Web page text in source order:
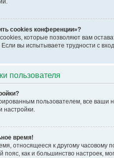
cookies конференции»?
которые позволяют вам
вы испытываете трудности с
пользователя
пользователем, все
настройки.
время!
относящееся к другому часовому
пояс, как и большинство настроек,